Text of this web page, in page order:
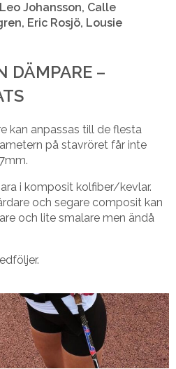
Johansson, Calle
Eric Rosjö, Lousie
DÄMPARE –
kan anpassas till de flesta
på stavröret får inte
i komposit kolfiber/kevlar.
och segare composit kan
och lite smalare men ändå